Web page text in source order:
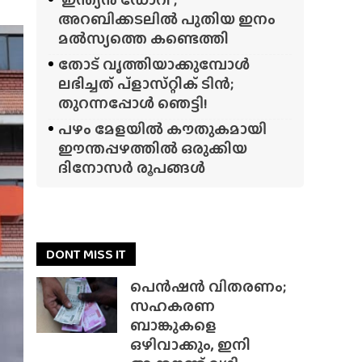
അറബിക്കടലിൽ പുതിയ ഇനം
മൽസ്യത്തെ കണ്ടെത്തി
തോട് വൃത്തിയാക്കുമ്പോൾ
ലഭിച്ചത് പ്‌ളാസ്‌റ്റിക് ടിൻ;
തുറന്നപ്പോൾ ഞെട്ടി!
പഴം മേളയിൽ കൗതുകമായി
ഈന്തപ്പഴത്തിൽ ഒരുക്കിയ
ദിനോസർ രൂപങ്ങൾ
DONT MISS IT
പെൻഷൻ വിതരണം;
സഹകരണ
ബാങ്കുകളെ
ഒഴിവാക്കും, ഇനി